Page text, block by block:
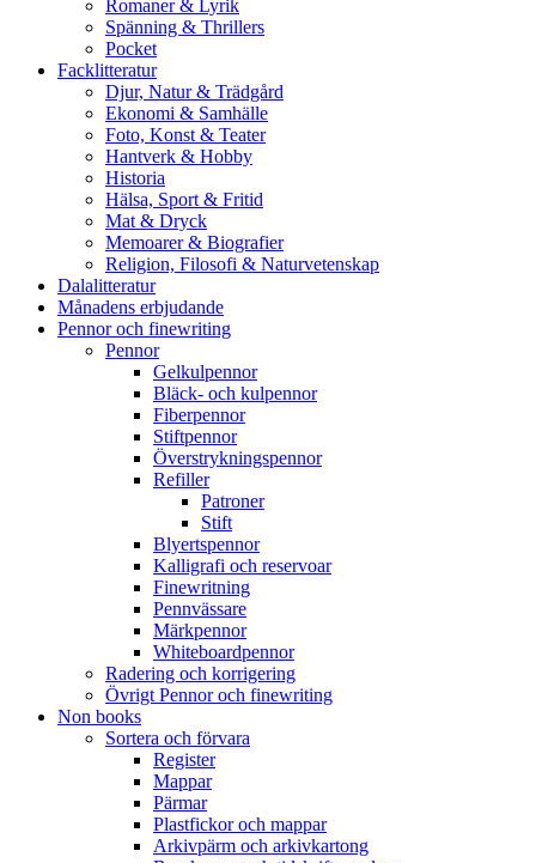
Romaner & Lyrik
Spänning & Thrillers
Pocket
Facklitteratur
Djur, Natur & Trädgård
Ekonomi & Samhälle
Foto, Konst & Teater
Hantverk & Hobby
Historia
Hälsa, Sport & Fritid
Mat & Dryck
Memoarer & Biografier
Religion, Filosofi & Naturvetenskap
Dalalitteratur
Månadens erbjudande
Pennor och finewriting
Pennor
Gelkulpennor
Bläck- och kulpennor
Fiberpennor
Stiftpennor
Överstrykningspennor
Refiller
Patroner
Stift
Blyertspennor
Kalligrafi och reservoar
Finewritning
Pennvässare
Märkpennor
Whiteboardpennor
Radering och korrigering
Övrigt Pennor och finewriting
Non books
Sortera och förvara
Register
Mappar
Pärmar
Plastfickor och mappar
Arkivpärm och arkivkartong